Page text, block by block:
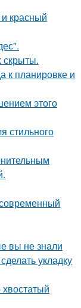
красный
скрыты.
к планировке и
этого
стильного
вы не знали
укладку